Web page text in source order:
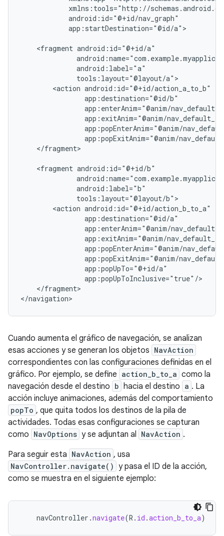
app:startDestination="@id/a">
<fragment
<action
</fragment>
<fragment
<action
</fragment>
Cuando aumenta el gráfico de navegación, se analizan
esas acciones y se generan los objetos NavAction
correspondientes con las configuraciones definidas en el
gráfico. Por ejemplo, se define action_b_to_a como la
navegación desde el destino b hacia el destino a . La
acción incluye animaciones, además del comportamiento
popTo , que quita todos los destinos de la pila de
actividades. Todas esas configuraciones se capturan
como NavOptions y se adjuntan al NavAction .
Para seguir esta NavAction , usa
NavController.navigate() y pasa el ID de la acción,
como se muestra en el siguiente ejemplo:
navController .navigate(R . id .action_b_to_a)